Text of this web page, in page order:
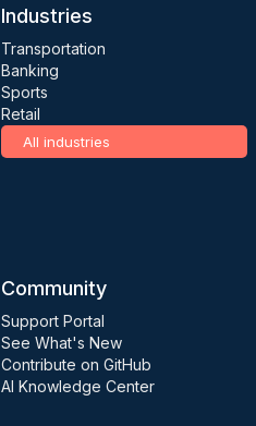
Industries
Transportation
Banking
Sports
Retail
All industries
Community
Support Portal
See What's New
Contribute on GitHub
AI Knowledge Center